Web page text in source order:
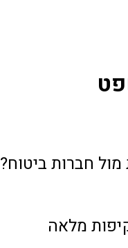
חברות ביטוח?
מלאה